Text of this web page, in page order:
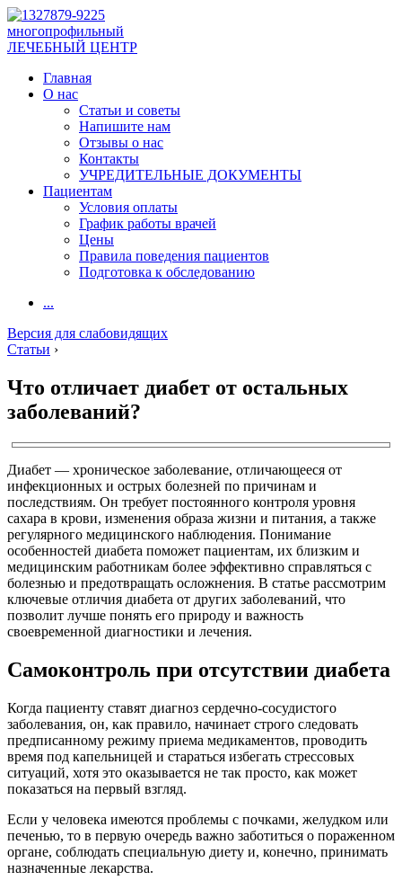
многопрофильный
ЛЕЧЕБНЫЙ ЦЕНТР
Главная
О нас
Статьи и советы
Напишите нам
Отзывы о нас
Контакты
УЧРЕДИТЕЛЬНЫЕ ДОКУМЕНТЫ
Пациентам
Условия оплаты
График работы врачей
Цены
Правила поведения пациентов
Подготовка к обследованию
...
Версия для слабовидящих
Статьи ›
Что отличает диабет от остальных
заболеваний?
Диабет — хроническое заболевание, отличающееся от
инфекционных и острых болезней по причинам и
последствиям. Он требует постоянного контроля уровня
сахара в крови, изменения образа жизни и питания, а также
регулярного медицинского наблюдения. Понимание
особенностей диабета поможет пациентам, их близким и
медицинским работникам более эффективно справляться с
болезнью и предотвращать осложнения. В статье рассмотрим
ключевые отличия диабета от других заболеваний, что
позволит лучше понять его природу и важность
своевременной диагностики и лечения.
Самоконтроль при отсутствии диабета
Когда пациенту ставят диагноз сердечно-сосудистого
заболевания, он, как правило, начинает строго следовать
предписанному режиму приема медикаментов, проводить
время под капельницей и стараться избегать стрессовых
ситуаций, хотя это оказывается не так просто, как может
показаться на первый взгляд.
Если у человека имеются проблемы с почками, желудком или
печенью, то в первую очередь важно заботиться о пораженном
органе, соблюдать специальную диету и, конечно, принимать
назначенные лекарства.